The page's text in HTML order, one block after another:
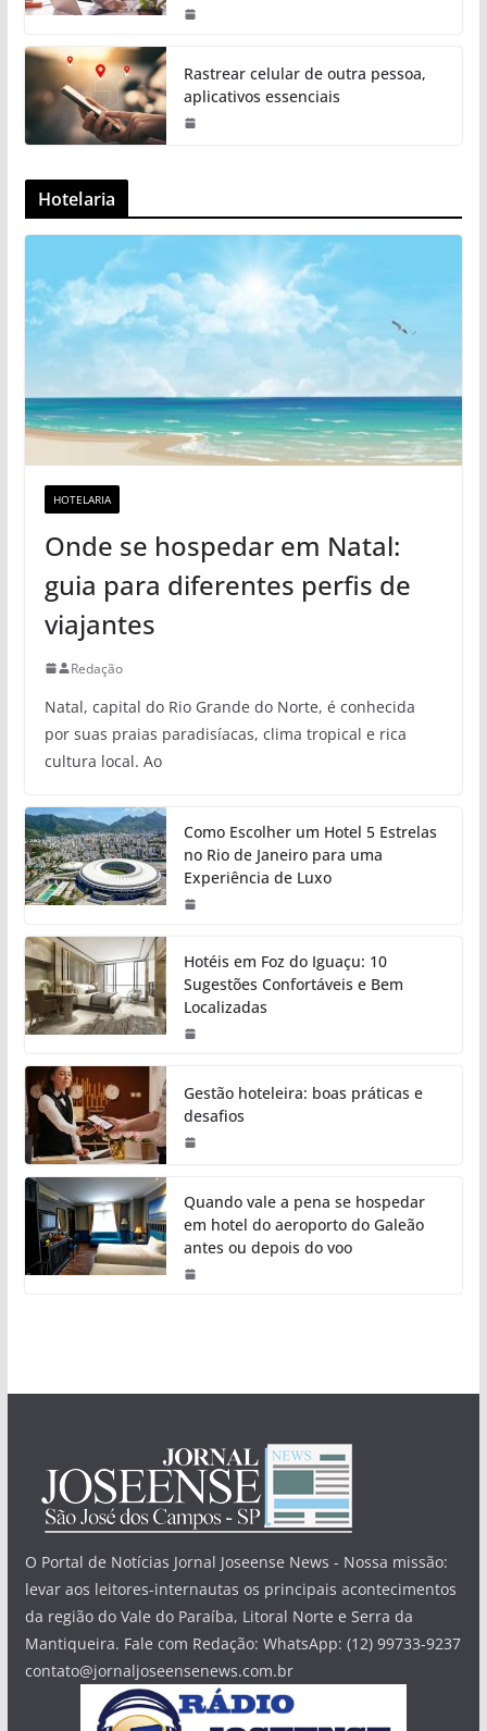
Rastrear celular de outra pessoa,
aplicativos essenciais
Hotelaria
HOTELARIA
Onde se hospedar em Natal:
guia para diferentes perfis de
viajantes
Redação
Natal, capital do Rio Grande do Norte, é conhecida
por suas praias paradisíacas, clima tropical e rica
cultura local. Ao
Como Escolher um Hotel 5 Estrelas
no Rio de Janeiro para uma
Experiência de Luxo
Hotéis em Foz do Iguaçu: 10
Sugestões Confortáveis e Bem
Localizadas
Gestão hoteleira: boas práticas e
desafios
Quando vale a pena se hospedar
em hotel do aeroporto do Galeão
antes ou depois do voo
O Portal de Notícias Jornal Joseense News - Nossa missão:
levar aos leitores-internautas os principais acontecimentos
da região do Vale do Paraíba, Litoral Norte e Serra da
Mantiqueira. Fale com Redação: WhatsApp: (12) 99733-9237
contato@jornaljoseensenews.com.br